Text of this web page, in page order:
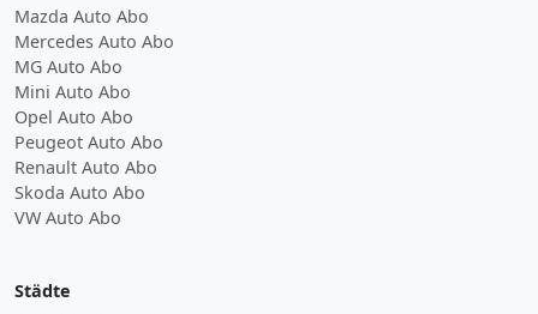
Mazda Auto Abo
Mercedes Auto Abo
MG Auto Abo
Mini Auto Abo
Opel Auto Abo
Peugeot Auto Abo
Renault Auto Abo
Skoda Auto Abo
VW Auto Abo
Städte